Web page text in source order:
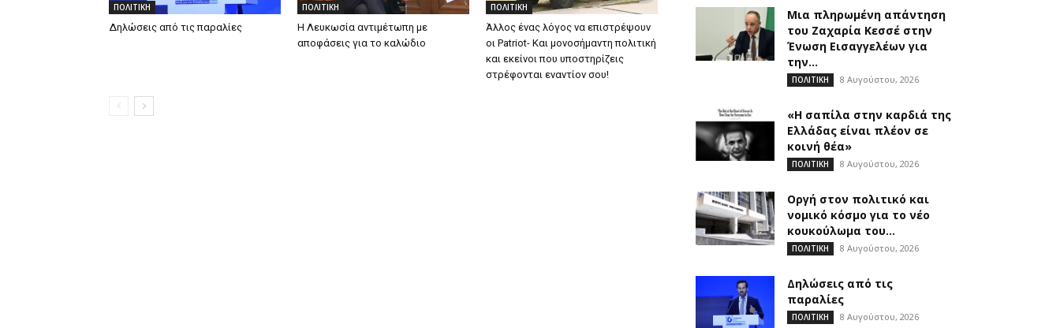
ΠΟΛΙΤΙΚΗ
Δηλώσεις από τις παραλίες
ΠΟΛΙΤΙΚΗ
Η Λευκωσία αντιμέτωπη με
αποφάσεις για το καλώδιο
ΠΟΛΙΤΙΚΗ
Άλλος ένας λόγος να επιστρέψουν
οι Patriot- Και μονοσήμαντη πολιτική
και εκείνοι που υποστηρίζεις
στρέφονται εναντίον σου!
Μια πληρωμένη απάντηση
του Ζαχαρία Κεσσέ στην
Ένωση Εισαγγελέων για
την...
ΠΟΛΙΤΙΚΗ 8 Αυγούστου, 2026
«Η σαπίλα στην καρδιά της
Ελλάδας είναι πλέον σε
κοινή θέα»
ΠΟΛΙΤΙΚΗ 8 Αυγούστου, 2026
Οργή στον πολιτικό και
νομικό κόσμο για το νέο
κουκούλωμα του...
ΠΟΛΙΤΙΚΗ 8 Αυγούστου, 2026
Δηλώσεις από τις
παραλίες
ΠΟΛΙΤΙΚΗ 8 Αυγούστου, 2026